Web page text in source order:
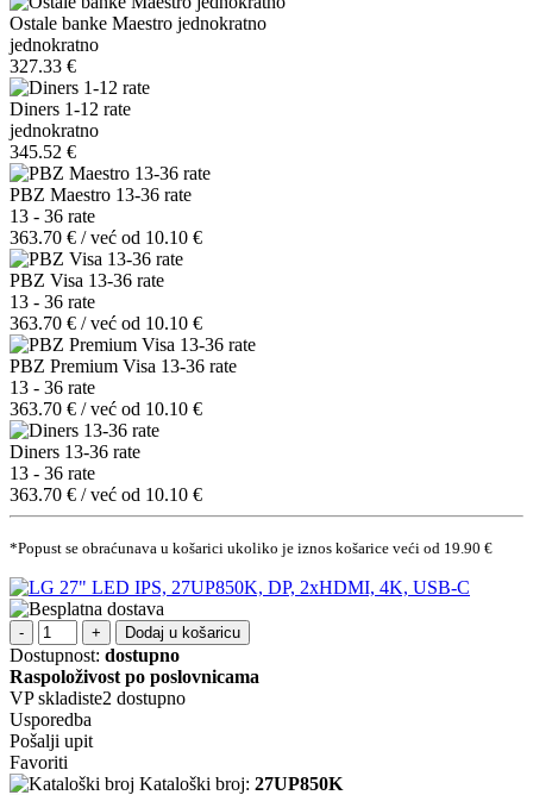
Ostale banke Maestro jednokratno
jednokratno
327.33 €
Diners 1-12 rate
jednokratno
345.52 €
PBZ Maestro 13-36 rate
13 - 36 rate
363.70 € / već od 10.10 €
PBZ Visa 13-36 rate
13 - 36 rate
363.70 € / već od 10.10 €
PBZ Premium Visa 13-36 rate
13 - 36 rate
363.70 € / već od 10.10 €
Diners 13-36 rate
13 - 36 rate
363.70 € / već od 10.10 €
*Popust se obraćunava u košarici ukoliko je iznos košarice veći od 19.90 €
Dodaj u košaricu
Dostupnost: dostupno
Raspoloživost po poslovnicama
VP skladiste2 dostupno
Usporedba
Pošalji upit
Favoriti
Kataloški broj: 27UP850K